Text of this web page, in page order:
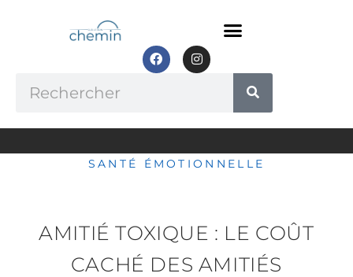
F
a
c
o
I
n
s
r
m
SANTÉ ÉMOTIONNELLE
AMITIÉ TOXIQUE : LE COÛT
CACHÉ DES AMITIÉS